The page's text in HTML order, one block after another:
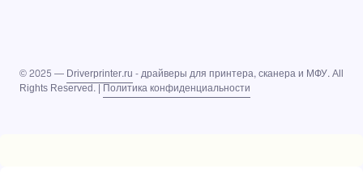
© 2025 —Driverprinter.ru- драйверы для принтера, сканера и МФУ. All
Rights Reserved. |Политика конфиденциальности